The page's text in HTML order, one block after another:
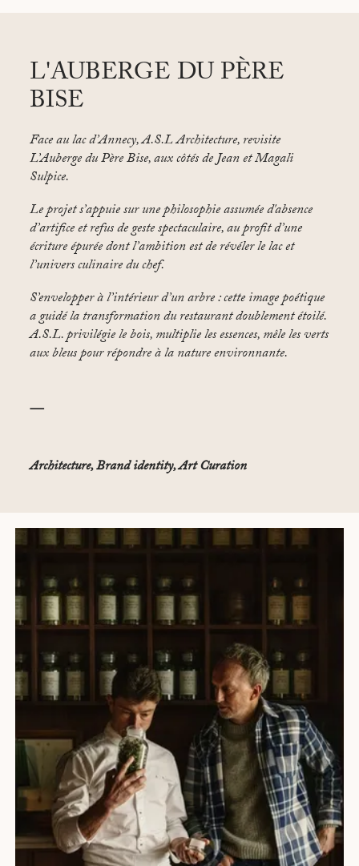
L'AUBERGE DU PÈRE
BISE
Face au lac d’Annecy, A.S.L Architecture, revisite
L’Auberge du Père Bise, aux côtés de Jean et Magali
Sulpice.
Le projet s’appuie sur une philosophie assumée d'absence
d’artifice et refus de geste spectaculaire, au profit d’une
écriture épurée dont l’ambition est de révéler le lac et
l’univers culinaire du chef.
S’envelopper à l’intérieur d’un arbre : cette image poétique
a guidé la transformation du restaurant doublement étoilé.
A.S.L. privilégie le bois, multiplie les essences, mêle les verts
aux bleus pour répondre à la nature environnante.
—
Architecture, Brand identity, Art Curation